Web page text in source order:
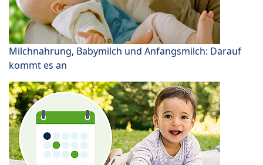
Milchnahrung, Babymilch und Anfangsmilch: Darauf
kommt es an